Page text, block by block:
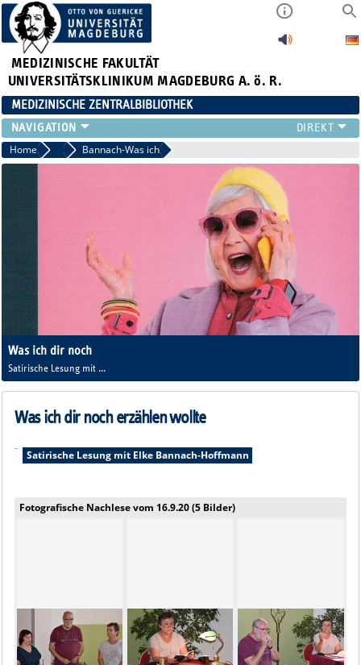
MEDIZINISCHE FAKULTÄT
UNIVERSITÄTSKLINIKUM MAGDEBURG A. ö. R.
MEDIZINISCHE ZENTRALBIBLIOTHEK
LITERATURSUCHE
SERVICE
INFORMATIONSKOMPETENZ
AKTUELLES
PUBLIZIEREN
NEU HIER?
SUCHE A-Z
Home 2020 Bannach-Was ich
Was ich dir noch
erzählen wollte
Satirische Lesung mit
Elke Bannach-Hoffmann
Was ich dir noch erzählen wollte
-
Satirische Lesung mit Elke Bannach-Hoffmann
Fotografische Nachlese vom 16.9.20 (5 Bilder)